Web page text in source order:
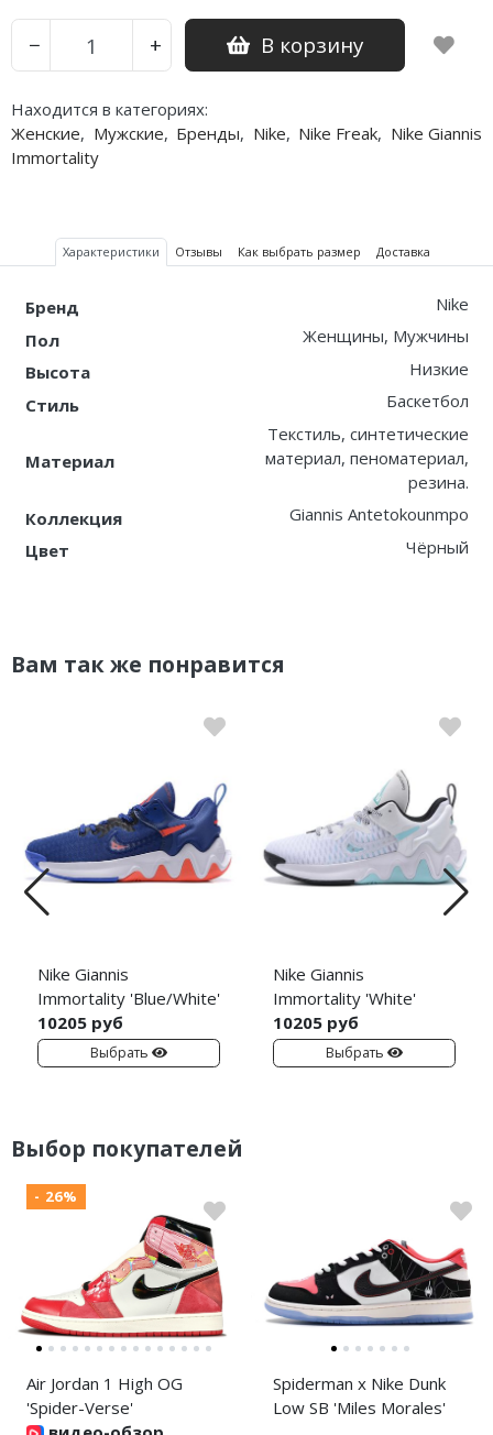
− + В корзину
Находится в категориях:
Женские, Мужские, Бренды, Nike, Nike Freak, Nike Giannis
Immortality
Характеристики Отзывы Как выбрать размер Доставка
Бренд
Nike
Пол
Женщины, Мужчины
Высота
Низкие
Стиль
Баскетбол
Материал
Текстиль, синтетические
материал, пеноматериал,
резина.
Коллекция
Giannis Antetokounmpo
Цвет
Чёрный
Вам так же понравится
Nike Giannis
Immortality 'Blue/White'
10205 руб
Выбрать
Nike Giannis
Immortality 'White'
10205 руб
Выбрать
Выбор покупателей
- 26%
Air Jordan 1 High OG
'Spider-Verse'
Spiderman x Nike Dunk
Low SB 'Miles Morales'
Nike Kobe
Nike Foamposite